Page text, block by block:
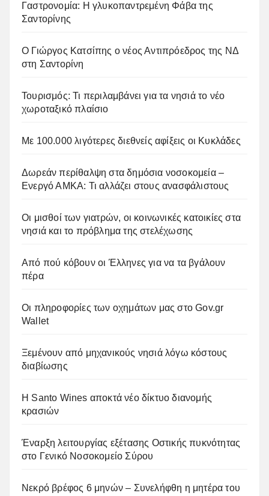
Γαστρονομία: Η γλυκοπαντρεμένη Φάβα της
Σαντορίνης
Ο Γιώργος Κατσίπης ο νέος Αντιπρόεδρος της ΝΔ
στη Σαντορίνη
Τουρισμός: Τι περιλαμβάνει για τα νησιά το νέο
χωροταξικό πλαίσιο
Με 100.000 λιγότερες διεθνείς αφίξεις οι Κυκλάδες
Δωρεάν περίθαλψη στα δημόσια νοσοκομεία –
Ενεργό ΑΜΚΑ: Τι αλλάζει στους ανασφάλιστους
Οι μισθοί των γιατρών, οι κοινωνικές κατοικίες στα
νησιά και το πρόβλημα της στελέχωσης
Από πού κόβουν οι Έλληνες για να τα βγάλουν
πέρα
Οι πληροφορίες των οχημάτων μας στο Gov.gr
Wallet
Ξεμένουν από μηχανικούς νησιά λόγω κόστους
διαβίωσης
Η Santo Wines αποκτά νέο δίκτυο διανομής
κρασιών
Έναρξη λειτουργίας εξέτασης Οστικής πυκνότητας
στο Γενικό Νοσοκομείο Σύρου
Νεκρό βρέφος 6 μηνών – Συνελήφθη η μητέρα του